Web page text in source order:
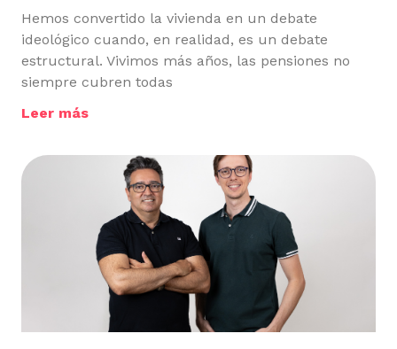
Hemos convertido la vivienda en un debate
ideológico cuando, en realidad, es un debate
estructural. Vivimos más años, las pensiones no
siempre cubren todas
Leer más